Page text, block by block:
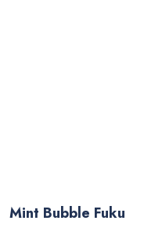
Mint Bubble Fuku